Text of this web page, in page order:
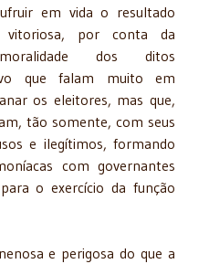
em vida o resultado
vitoriosa, por conta da
dos ditos
que falam muito em
os eleitores, mas que,
tão somente, com seus
e ilegítimos, formando
com governantes
o exercício da função
e perigosa do que a